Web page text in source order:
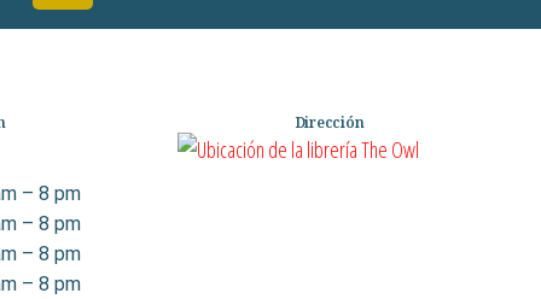
– 8 pm
– 8 pm
– 8 pm
– 8 pm
Dirección